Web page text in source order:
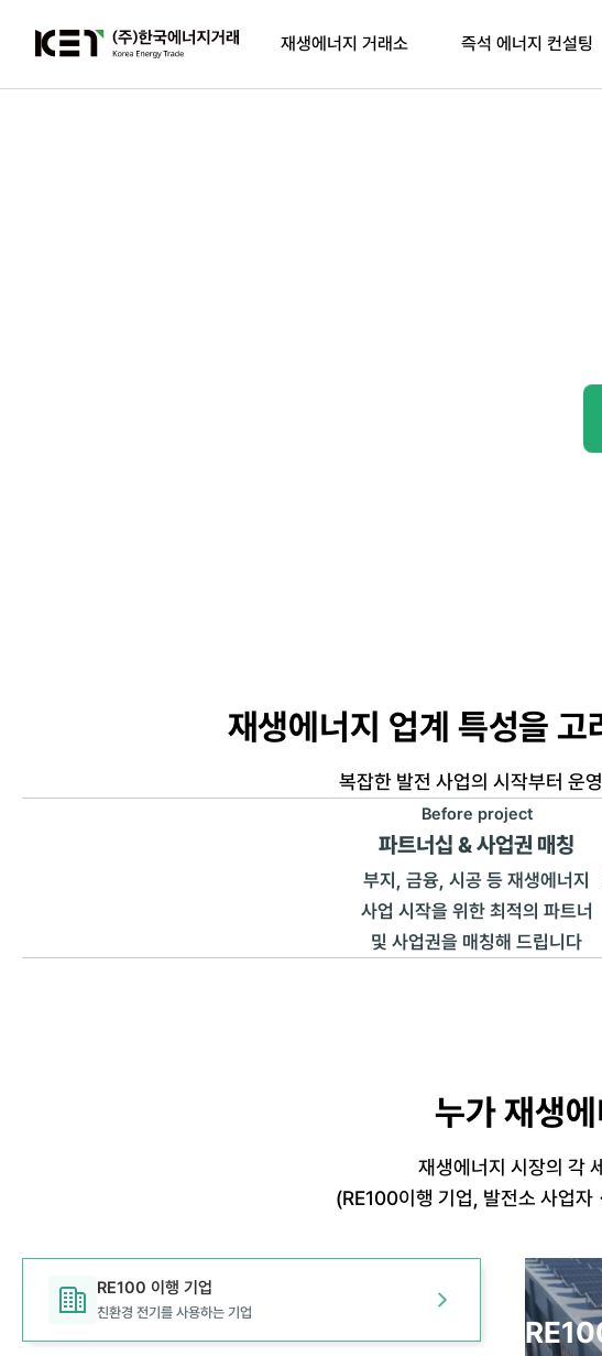
재생에너지 거래소 즉석 에너지 컨설팅
재생에너지 업계 특성을
복잡한 발전 사업의 시작부터 운
Before project
파트너십 & 사업권 매칭
부지, 금융, 시공 등 재생에너지
사업 시작을 위한 최적의 파트너
및 사업권을 매칭해 드립니다
누가 재생
재생에너지 시장의 각
(RE100이행 기업, 발전소 사업
RE100 이행 기업
친환경 전기를 사용하는 기업